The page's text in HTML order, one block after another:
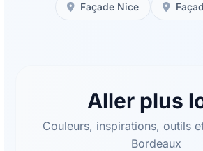
Façade Nice
Aller plus
Couleurs, inspirations, outils
Bordeaux